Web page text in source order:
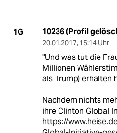
1G 10236 (Profil
20.01.2017, 15:14 Uhr
"Und was tut die
Millionen
als Trump) erhalten
Nachdem nichts
ihre Clinton Global
https://